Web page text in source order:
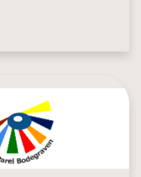
brusse.nl